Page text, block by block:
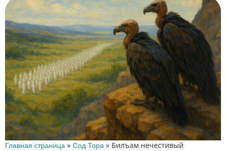
Главная страница » Сод Тора » Билъам нечестивый